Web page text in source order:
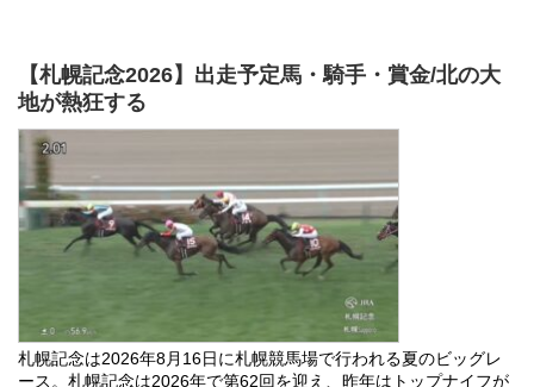
【札幌記念2026】出走予定馬・騎手・賞金/北の大
地が熱狂する
札幌記念は2026年8月16日に札幌競馬場で行われる夏のビッグレ
ース。札幌記念は2026年で第62回を迎え、昨年はトップナイフが